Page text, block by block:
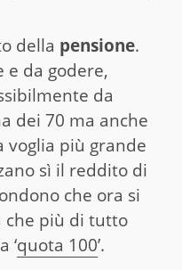
della pensione.
e da godere,
da
dei 70 ma anche
voglia più grande
sì il reddito di
che ora si
che più di tutto
‘quota 100’.